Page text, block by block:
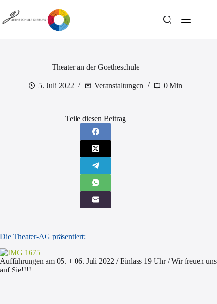
Inhalt
springen
Theater an der Goetheschule
5. Juli 2022 Veranstaltungen 0 Min
Teile diesen Beitrag
Die Theater-AG präsentiert:
Aufführungen am 05. + 06. Juli 2022 / Einlass 19 Uhr / Wir freuen uns
auf Sie!!!!